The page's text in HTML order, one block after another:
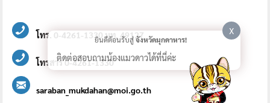
โทร. 0-4261-1330 มท. 49127
โทรสาร 0-4261-1330
saraban_mukdahan@moi.go.th
X
ยินดีต้อนรับสู่จังหวัดมุกดาหาร!
ติดต่อสอบถามน้องแมวดาวได้ที่นี่ค่ะ